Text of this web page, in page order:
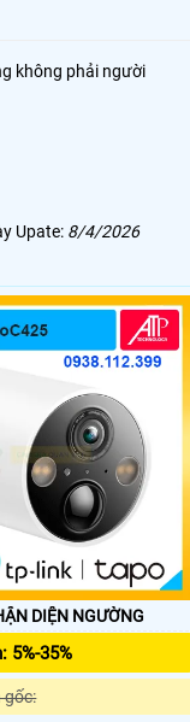
'
không phải người
Upate: 8/4/2026
TAPOC425 NHẬN DIỆN NGƯỜNG
5%-35%
gốc: